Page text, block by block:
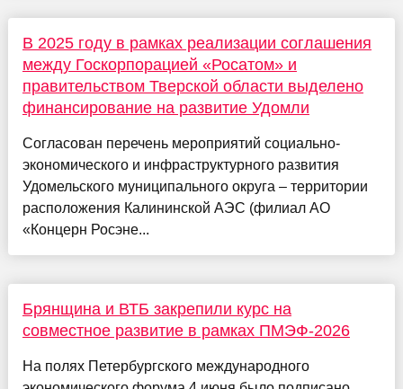
В 2025 году в рамках реализации соглашения
между Госкорпорацией «Росатом» и
правительством Тверской области выделено
финансирование на развитие Удомли
Согласован перечень мероприятий социально-
экономического и инфраструктурного развития
Удомельского муниципального округа – территории
расположения Калининской АЭС (филиал АО
«Концерн Росэне...
Брянщина и ВТБ закрепили курс на
совместное развитие в рамках ПМЭФ-2026
На полях Петербургского международного